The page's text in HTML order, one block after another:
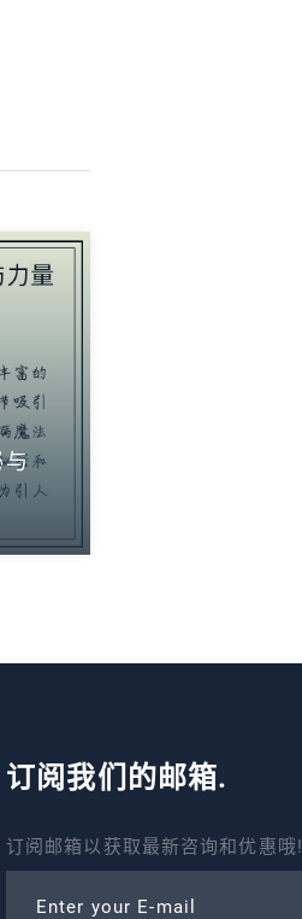
与
订阅我们的邮箱.
订阅邮箱以获取最新咨询和优惠哦!
Enter your E-mail